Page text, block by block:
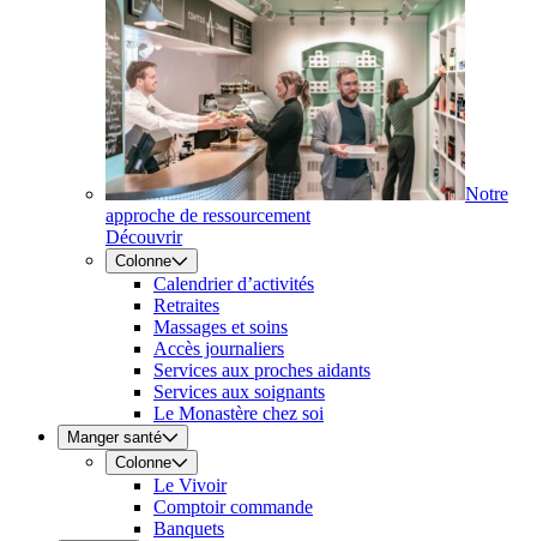
Notre
approche de ressourcement
Découvrir
Colonne
Calendrier d’activités
Retraites
Massages et soins
Accès journaliers
Services aux proches aidants
Services aux soignants
Le Monastère chez soi
Manger santé
Colonne
Le Vivoir
Comptoir commande
Banquets